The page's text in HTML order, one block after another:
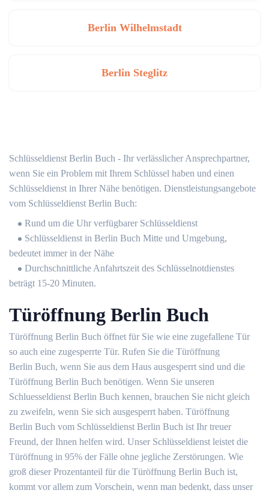
Berlin Wilhelmstadt
Berlin Steglitz
Schlüsseldienst Berlin Buch - Ihr verlässlicher Ansprechpartner,
wenn Sie ein Problem mit Ihrem Schlüssel haben und einen
Schlüsseldienst in Ihrer Nähe benötigen. Dienstleistungsangebote
vom Schlüsseldienst Berlin Buch:
Rund um die Uhr verfügbarer Schlüsseldienst
Schlüsseldienst in Berlin Buch Mitte und Umgebung,
bedeutet immer in der Nähe
Durchschnittliche Anfahrtszeit des Schlüsselnotdienstes
beträgt 15-20 Minuten.
Türöffnung Berlin Buch
Türöffnung Berlin Buch öffnet für Sie wie eine zugefallene Tür
so auch eine zugesperrte Tür. Rufen Sie die Türöffnung
Berlin Buch, wenn Sie aus dem Haus ausgesperrt sind und die
Türöffnung Berlin Buch benötigen. Wenn Sie unseren
Schluesseldienst Berlin Buch kennen, brauchen Sie nicht gleich
zu zweifeln, wenn Sie sich ausgesperrt haben. Türöffnung
Berlin Buch vom Schlüsseldienst Berlin Buch ist Ihr treuer
Freund, der Ihnen helfen wird. Unser Schlüsseldienst leistet die
Türöffnung in 95% der Fälle ohne jegliche Zerstörungen. Wie
groß dieser Prozentanteil für die Türöffnung Berlin Buch ist,
kommt vor allem zum Vorschein, wenn man bedenkt, dass unser